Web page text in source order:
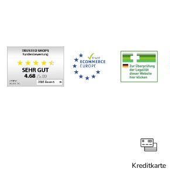
Kreditkarte